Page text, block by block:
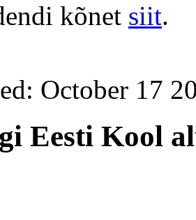
kõnet siit.
October 17
Eesti Kool